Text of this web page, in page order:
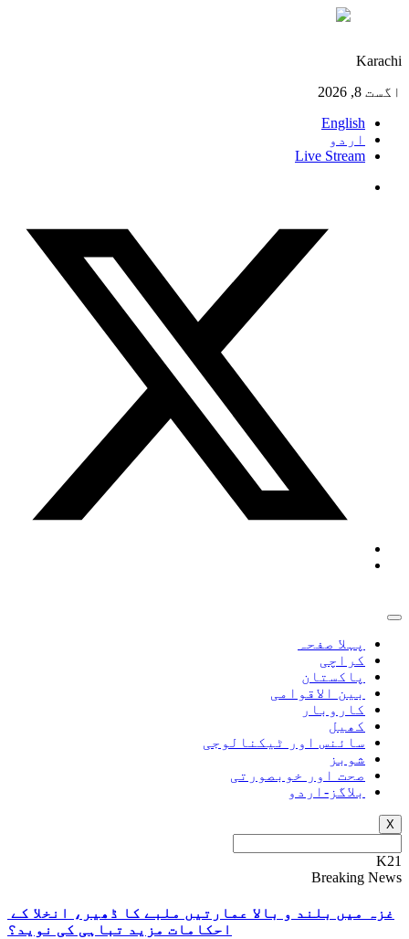
Karachi
اگست 8, 2026
English
اردو
Live Stream
پہلا صفحہ
کراچی
پاکستان
بین الاقوامی
کاروبار
کھیل
سائنس اور ٹیکنالوجی
شوبز
صحت اور خوبصورتی
بلاگز-اردو
X
K21
Breaking News
غزہ میں بلند و بالا عمارتیں ملبے کا ڈھیر، انخلا کے
احکامات مزید تباہی کی نوید؟